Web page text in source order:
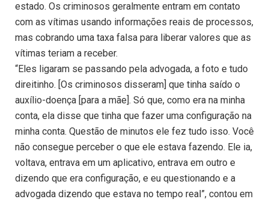
estado. Os criminosos geralmente entram em contato
com as vítimas usando informações reais de processos,
mas cobrando uma taxa falsa para liberar valores que as
vítimas teriam a receber.
“Eles ligaram se passando pela advogada, a foto e tudo
direitinho. [Os criminosos disseram] que tinha saído o
auxílio-doença [para a mãe]. Só que, como era na minha
conta, ela disse que tinha que fazer uma configuração na
minha conta. Questão de minutos ele fez tudo isso. Você
não consegue perceber o que ele estava fazendo. Ele ia,
voltava, entrava em um aplicativo, entrava em outro e
dizendo que era configuração, e eu questionando e a
advogada dizendo que estava no tempo real”, contou em